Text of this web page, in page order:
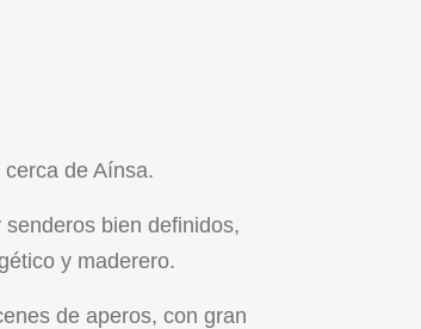
de Aínsa.
bien definidos,
y maderero.
de aperos, con gran